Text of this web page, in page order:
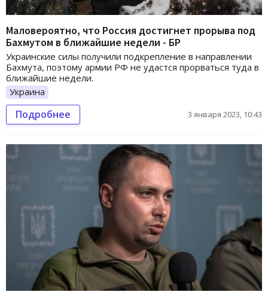
Маловероятно, что Россия достигнет прорыва под
Бахмутом в ближайшие недели - БР
Украинские силы получили подкрепление в направлении
Бахмута, поэтому армии РФ не удастся прорваться туда в
ближайшие недели.
Украина
Подробнее 3 января 2023, 10:43